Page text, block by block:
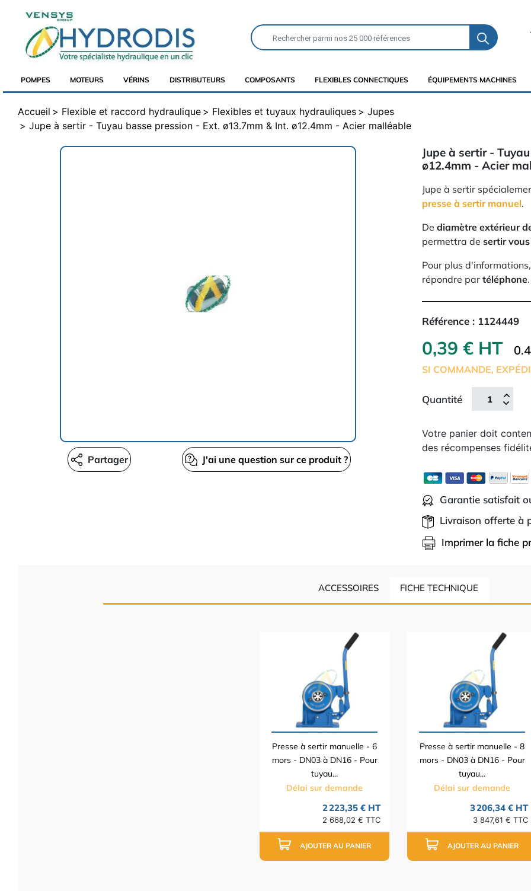
POMPES MOTEURS VÉRINS DISTRIBUTEURS COMPOSANTS FLEXIBLES CONNECTIQUES ÉQUIPEMENTS MACHINES
Accueil Flexible et raccord hydraulique Flexibles et tuyaux hydrauliques
Jupes
Jupe à sertir - Tuyau basse pression - Ext. ø13.7mm & Int. ø12.4mm - Acier malléable
J'ai une question sur ce produit ?
Partager
Jupe à sertir -
ø12.4mm - Acier
Jupe à sertir
presse à sertir manuel.
De diamètre extérieur
permettra de sertir
Pour plus
répondre par téléphone.
Référence : 1124449
0,39 € HT
SI COMMANDE,
Quantité
Votre panier doit
des récompenses
Garantie satisfait
Livraison offerte à
Imprimer la fiche
ACCESSOIRES FICHE TECHNIQUE
Presse à sertir manuelle - 6
mors - DN03 à DN16 - Pour
tuyau...
Délai sur demande
2 223,35 € HT
2 668,02 € TTC
AJOUTER AU PANIER
Presse à sertir manuelle - 8
mors - DN03 à DN16 - Pour
tuyau...
Délai sur demande
3 206,34 € HT
3 847,61 € TTC
AJOUTER AU PANIER